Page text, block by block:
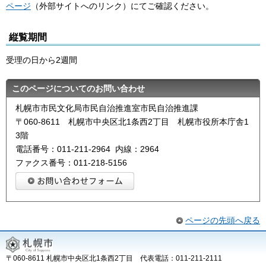
ページ （外部サイトへのリンク）にてご確認ください。
縦覧期間
受理の日から2週間
このページについてのお問い合わせ
札幌市市民文化局市民自治推進室市民自治推進課
〒060-8611 札幌市中央区北1条西2丁目 札幌市役所本庁舎1
3階
電話番号：011-211-2964 内線：2964
ファクス番号：011-218-5156
ページの先頭へ戻る
〒060-8611 札幌市中央区北1条西2丁目 代表電話：011-211-2111